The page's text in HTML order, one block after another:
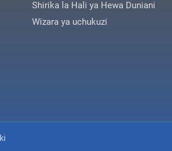
Shirika la Hali ya Hewa Duniani
Wizara ya uchukuzi